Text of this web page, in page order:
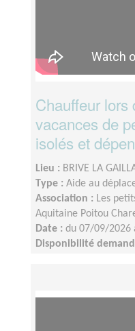
Chauffeur lors
vacances de
isolés et
Lieu : BRIVE LA
Type : Aide au
Association : Les
Aquitaine Poitou
Date : du 07/09/2026
Disponibilité